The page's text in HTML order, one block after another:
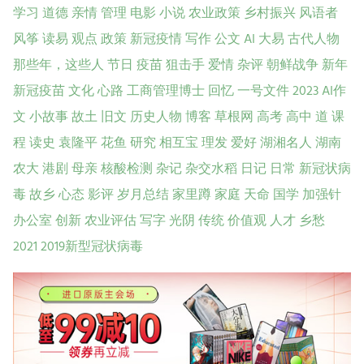
学习 道德亲情管理电影小说农业政策乡村振兴风语者
风筝读易观点政策新冠疫情写作公文AI 大易古代人物
那些年，这些人节日 疫苗狙击手爱情杂评朝鲜战争新年
新冠疫苗文化心路工商管理博士回忆一号文件2023AI作
文小故事故土旧文 历史人物博客草根网高考高中 道课
程读史袁隆平花鱼研究相互宝理发爱好湖湘名人湖南
农大港剧母亲核酸检测杂记杂交水稻 日记 日常 新冠状病
毒故乡心态影评岁月总结家里蹲家庭 天命 国学 加强针
办公室创新农业评估写字光阴传统价值观人才乡愁
20212019新型冠状病毒